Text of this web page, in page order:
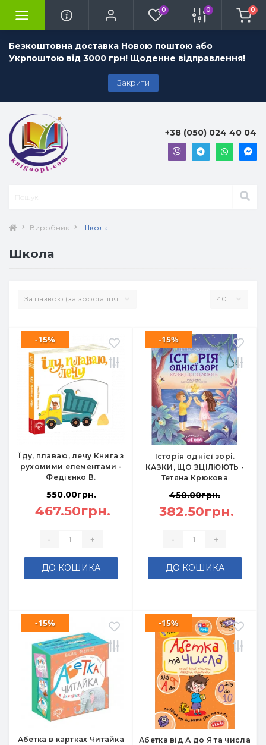
Безкоштовна доставка Новою поштою або
Укрпоштою від 3000 грн! Щоденне відправлення!
Закрити
0 0 0
+38 (050) 024 40 04
Виробник Школа
Школа
Їду, плаваю, лечу Книга з
рухомими елементами -
Федієнко В.
-15%
550.00грн.
467.50грн.
- +
ДО КОШИКА
Історія однієї зорі.
КАЗКИ, ЩО ЗЦІЛЮЮТЬ -
Тетяна Крюкова
-15%
450.00грн.
382.50грн.
- +
ДО КОШИКА
Абетка в картках Читайка
-15%
Абетка від А до Я та числа
-15%